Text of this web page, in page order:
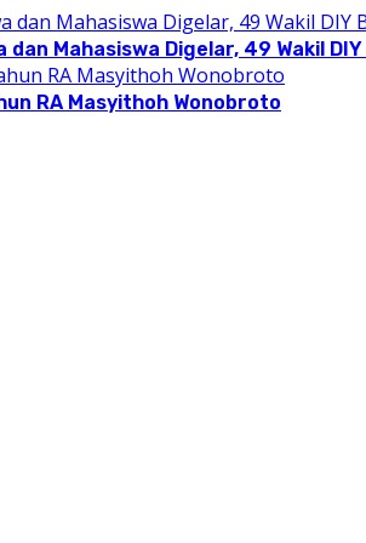
dan Mahasiswa Digelar, 49 Wakil
RA Masyithoh Wonobroto